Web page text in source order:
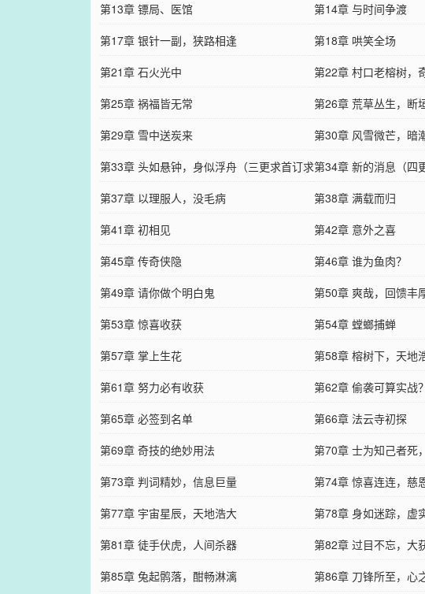
第13章 镖局、医馆
第14章 与时间争渡
第17章 银针一副，狭路相逢
第18章 哄笑全场
第21章 石火光中
第22章 村口老榕树，
第25章 祸福皆无常
第26章 荒草丛生，断
第29章 雪中送炭来
第30章 风雪微芒，暗
第33章 头如悬钟，身似浮舟（三更求首订求
月票！）
第34章 新的消息（四
第37章 以理服人，没毛病
第38章 满载而归
第41章 初相见
第42章 意外之喜
第45章 传奇侠隐
第46章 谁为鱼肉？
第49章 请你做个明白鬼
第50章 爽哉，回馈丰
第53章 惊喜收获
第54章 螳螂捕蝉
第57章 掌上生花
第58章 榕树下，天地
第61章 努力必有收获
第62章 偷袭可算实战？
第65章 必签到名单
第66章 法云寺初探
第69章 奇技的绝妙用法
第70章 士为知己者死
第73章 判词精妙，信息巨量
第74章 惊喜连连，慈
第77章 宇宙星辰，天地浩大
第78章 身如迷踪，虚
第81章 徒手伏虎，人间杀器
第82章 过目不忘，大
第85章 兔起鹘落，酣畅淋漓
第86章 刀锋所至，心